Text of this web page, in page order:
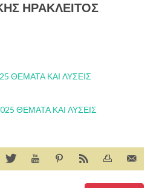
ΗΡΑΚΛΕΙΤΟΣ
ΘΕΜΑΤΑ ΚΑΙ ΛΥΣΕΙΣ
ΘΕΜΑΤΑ ΚΑΙ ΛΥΣΕΙΣ